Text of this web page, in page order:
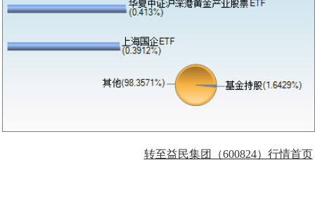
转至益民集团（600824）行情首页